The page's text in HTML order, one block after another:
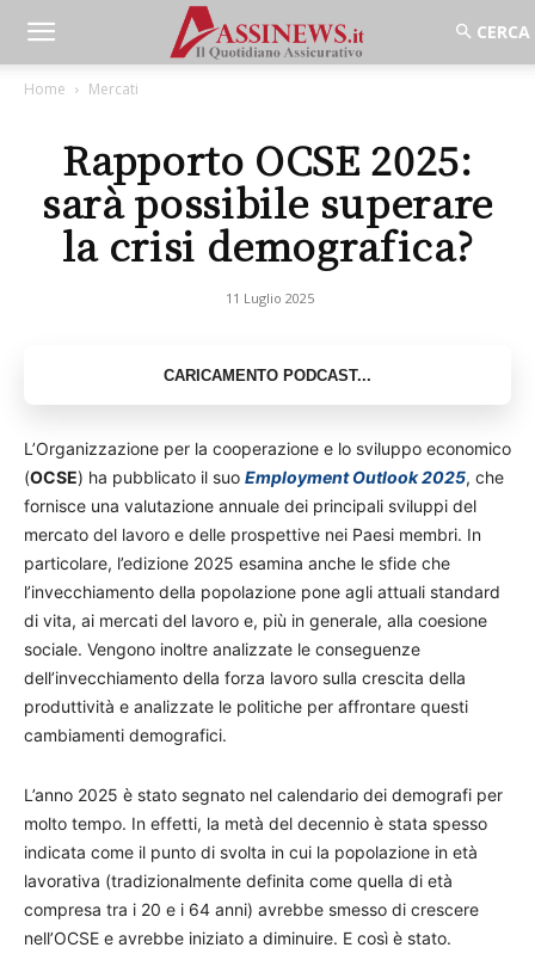
Home Mercati
Rapporto OCSE 2025:
sarà possibile superare
la crisi demografica?
11 Luglio 2025
L’Organizzazione per la cooperazione e lo sviluppo economico
(OCSE) ha pubblicato il suo Employment Outlook 2025, che
fornisce una valutazione annuale dei principali sviluppi del
mercato del lavoro e delle prospettive nei Paesi membri. In
particolare, l’edizione 2025 esamina anche le sfide che
l’invecchiamento della popolazione pone agli attuali standard
di vita, ai mercati del lavoro e, più in generale, alla coesione
sociale. Vengono inoltre analizzate le conseguenze
dell’invecchiamento della forza lavoro sulla crescita della
produttività e analizzate le politiche per affrontare questi
cambiamenti demografici.
L’anno 2025 è stato segnato nel calendario dei demografi per
molto tempo. In effetti, la metà del decennio è stata spesso
indicata come il punto di svolta in cui la popolazione in età
lavorativa (tradizionalmente definita come quella di età
compresa tra i 20 e i 64 anni) avrebbe smesso di crescere
nell’OCSE e avrebbe iniziato a diminuire. E così è stato.